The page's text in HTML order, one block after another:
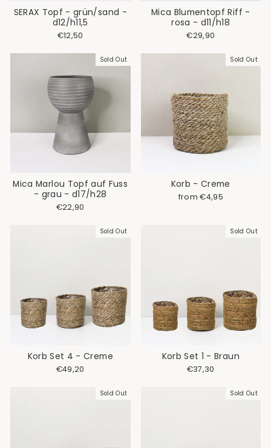
SERAX Topf - grün/sand -
d12/h11,5
€12,50
Mica Blumentopf Riff -
rosa - d11/h18
€29,90
Sold Out
Mica Marlou Topf auf Fuss
- grau - d17/h28
€22,90
Sold Out
Korb - Creme
Regular
Sale
from €4,95
Sold Out
Korb Set 4 - Creme
€49,20
Sold Out
Korb Set 1 - Braun
€37,30
Sold Out Sold Out